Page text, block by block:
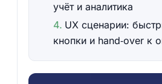
учёт и аналитика
UX сценарии:
кнопки и hand‑over к